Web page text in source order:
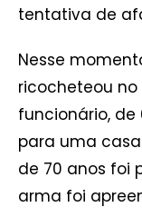
tentativa de
Nesse
ricocheteou
funcionário, de
para uma
de 70 anos foi
arma foi